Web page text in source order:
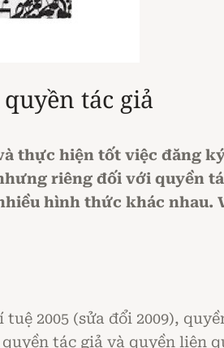
tác giả
thực hiện tốt việc đăng
riêng đối với quyền
hình thức khác nhau.
2005 (sửa đổi 2009),
tác giả và quyền liên